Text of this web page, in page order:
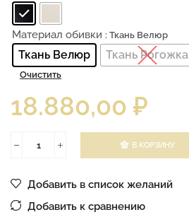
Материал обивки : Ткань Велюр
Ткань Велюр Ткань Рогожка
Очистить
18.880,00 ₽
В КОРЗИНУ
Добавить в список желаний
Добавить к сравнению